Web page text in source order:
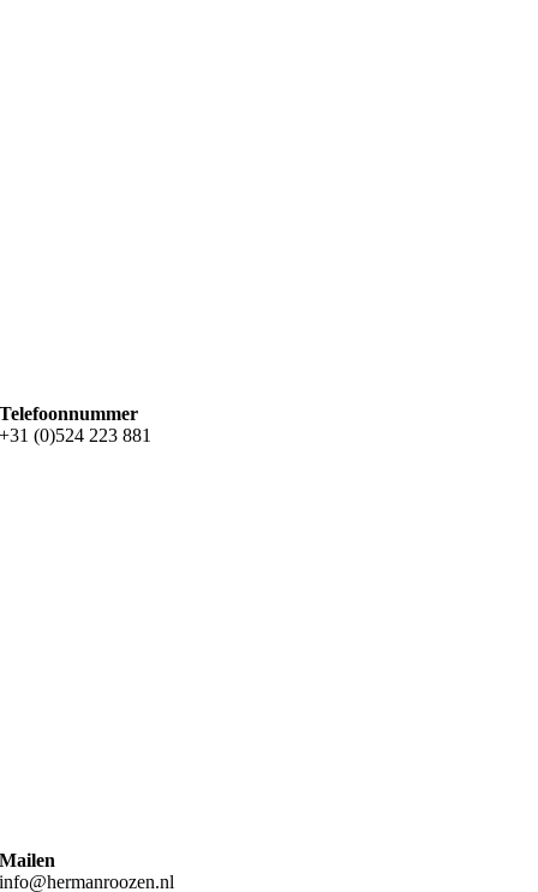
Telefoonnummer
+31 (0)524 223 881
Mailen
info@hermanroozen.nl